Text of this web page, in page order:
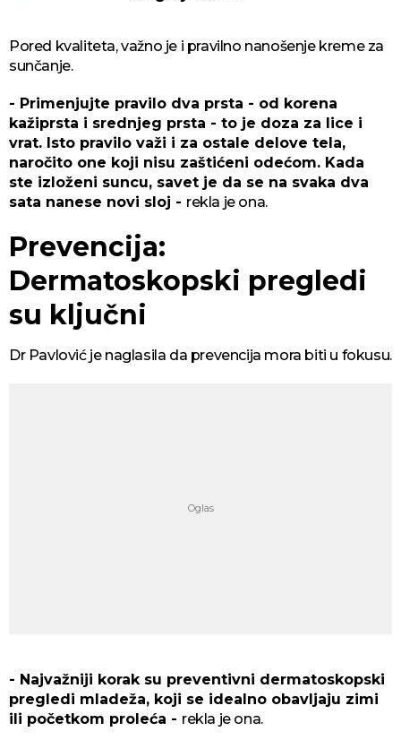
Pored kvaliteta, važno je i pravilno nanošenje kreme za
sunčanje.
- Primenjujte pravilo dva prsta - od korena
kažiprsta i srednjeg prsta - to je doza za lice i
vrat. Isto pravilo važi i za ostale delove tela,
naročito one koji nisu zaštićeni odećom. Kada
ste izloženi suncu, savet je da se na svaka dva
sata nanese novi sloj - rekla je ona.
Prevencija:
Dermatoskopski pregledi
su ključni
Dr Pavlović je naglasila da prevencija mora biti u fokusu.
- Najvažniji korak su preventivni dermatoskopski
pregledi mladeža, koji se idealno obavljaju zimi
ili početkom proleća - rekla je ona.